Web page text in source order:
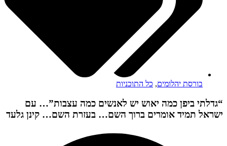
בורסת יהלומים, כל התוכניות
“גדלתי ביפן כמה יאוש יש לאנשים כמה עצבות”… עם
ישראל תמיד אומרים ברוך השם… בעזרת השם… קינן גלעד